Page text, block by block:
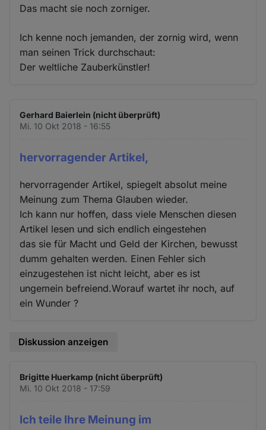
Das macht sie noch zorniger.
Ich kenne noch jemanden, der zornig wird, wenn
man seinen Trick durchschaut:
Der weltliche Zauberkünstler!
Gerhard Baierlein (nicht überprüft)
Mi. 10 Okt 2018 - 16:55
hervorragender Artikel,
hervorragender Artikel, spiegelt absolut meine
Meinung zum Thema Glauben wieder.
Ich kann nur hoffen, dass viele Menschen diesen
Artikel lesen und sich endlich eingestehen
das sie für Macht und Geld der Kirchen, bewusst
dumm gehalten werden. Einen Fehler sich
einzugestehen ist nicht leicht, aber es ist
ungemein befreiend.Worauf wartet ihr noch, auf
ein Wunder ?
Diskussion anzeigen
Brigitte Huerkamp (nicht überprüft)
Mi. 10 Okt 2018 - 17:59
Ich teile Ihre Meinung im